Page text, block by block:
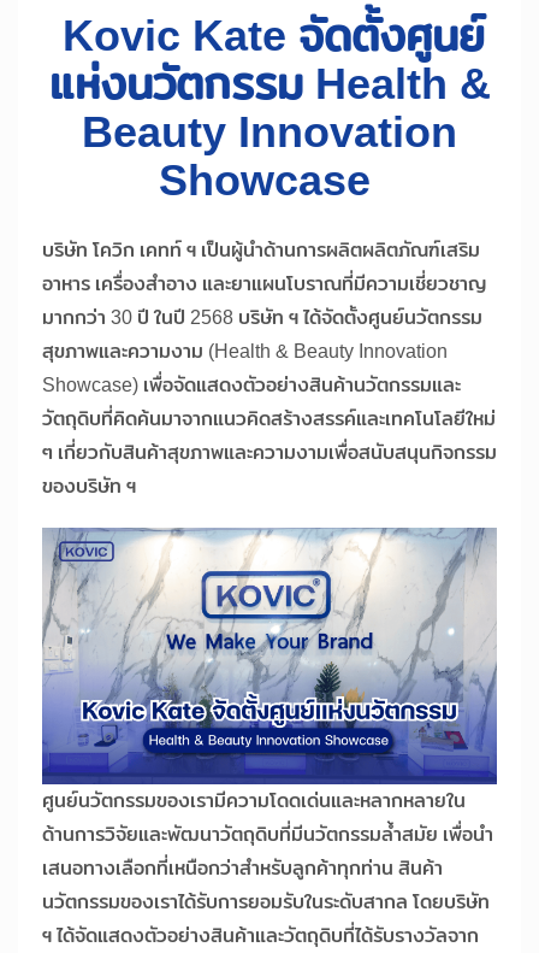
Kovic Kate จัดตั้งศูนย์
แห่งนวัตกรรม Health &
Beauty Innovation
Showcase
บริษัท โควิก เคทท์ ฯ เป็นผู้นำด้านการผลิตผลิตภัณฑ์เสริม
อาหาร เครื่องสำอาง และยาแผนโบราณที่มีความเชี่ยวชาญ
มากกว่า 30 ปี ในปี 2568 บริษัท ฯ ได้จัดตั้งศูนย์นวัตกรรม
สุขภาพและความงาม (Health & Beauty Innovation
Showcase) เพื่อจัดแสดงตัวอย่างสินค้านวัตกรรมและ
วัตถุดิบที่คิดค้นมาจากแนวคิดสร้างสรรค์และเทคโนโลยีใหม่
ๆ เกี่ยวกับสินค้าสุขภาพและความงามเพื่อสนับสนุนกิจกรรม
ของบริษัท ฯ
ศูนย์นวัตกรรมของเรามีความโดดเด่นและหลากหลายใน
ด้านการวิจัยและพัฒนาวัตถุดิบที่มีนวัตกรรมล้ำสมัย เพื่อนำ
เสนอทางเลือกที่เหนือกว่าสำหรับลูกค้าทุกท่าน สินค้า
นวัตกรรมของเราได้รับการยอมรับในระดับสากล โดยบริษัท
ฯ ได้จัดแสดงตัวอย่างสินค้าและวัตถุดิบที่ได้รับรางวัลจาก